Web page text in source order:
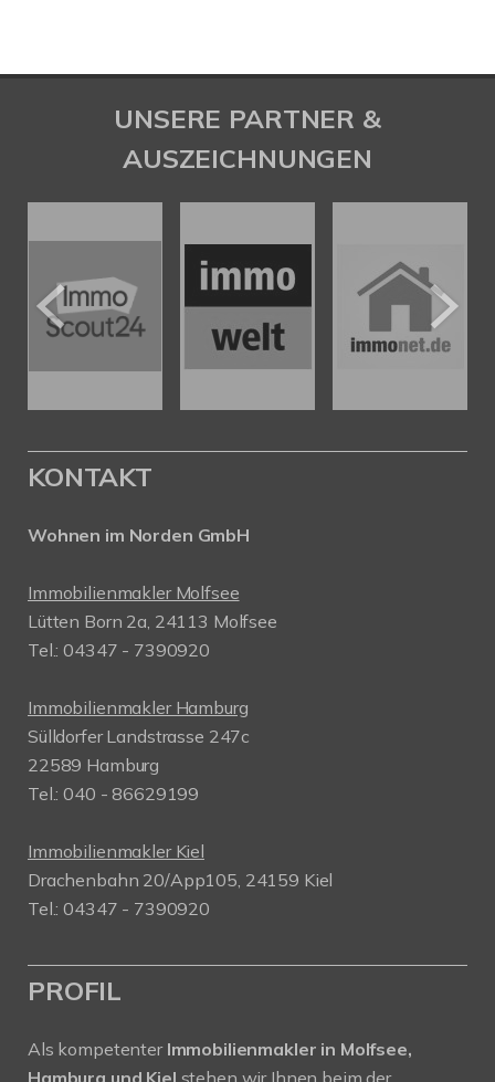
UNSERE PARTNER &
AUSZEICHNUNGEN
KONTAKT
Wohnen im Norden GmbH
Immobilienmakler Molfsee
Lütten Born 2a, 24113 Molfsee
Tel.: 04347 - 7390920
Immobilienmakler Hamburg
Sülldorfer Landstrasse 247c
22589 Hamburg
Tel.: 040 - 86629199
Immobilienmakler Kiel
Drachenbahn 20/App105, 24159 Kiel
Tel.: 04347 - 7390920
PROFIL
Als kompetenter Immobilienmakler in Molfsee,